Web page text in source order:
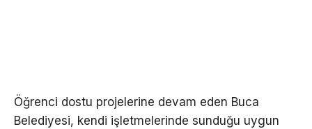
Öğrenci dostu projelerine devam eden Buca
Belediyesi, kendi işletmelerinde sunduğu uygun